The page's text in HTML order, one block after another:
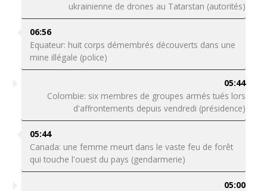
ukrainienne de drones au Tatarstan (autorités)
06:56
Equateur: huit corps démembrés découverts dans une
mine illégale (police)
05:44
Colombie: six membres de groupes armés tués lors
d'affrontements depuis vendredi (présidence)
05:44
Canada: une femme meurt dans le vaste feu de forêt
qui touche l'ouest du pays (gendarmerie)
05:00